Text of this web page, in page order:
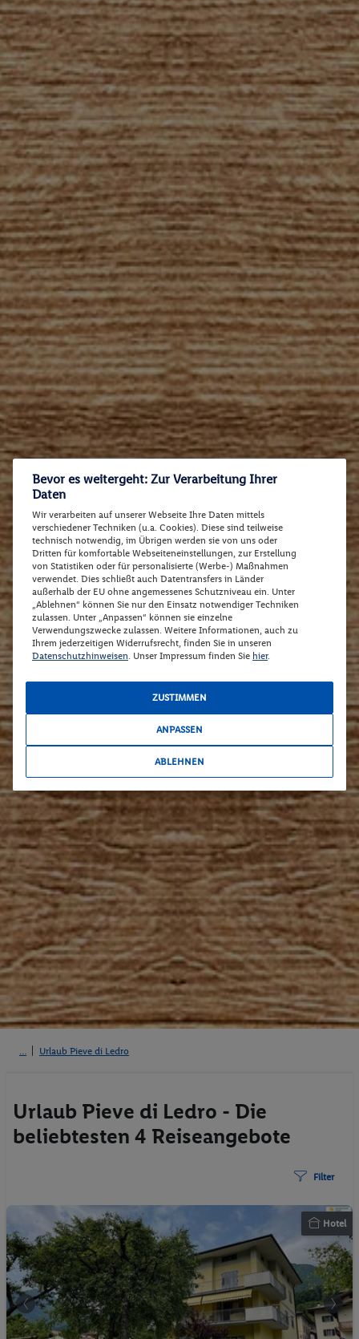
Urlaub Pieve di Ledro
Urlaub Pieve di Ledro - Die
beliebtesten 4 Reiseangebote
Filter
Hotel
Bevor es weitergeht: Zur Verarbeitung Ihrer
Daten
Wir verarbeiten auf unserer Webseite Ihre Daten mittels
verschiedener Techniken (u.a. Cookies). Diese sind teilweise
technisch notwendig, im Übrigen werden sie von uns oder
Dritten für komfortable Webseiteneinstellungen, zur Erstellung
von Statistiken oder für personalisierte (Werbe-) Maßnahmen
verwendet. Dies schließt auch Datentransfers in Länder
außerhalb der EU ohne angemessenes Schutzniveau ein. Unter
„Ablehnen“ können Sie nur den Einsatz notwendiger Techniken
zulassen. Unter „Anpassen“ können sie einzelne
Verwendungszwecke zulassen. Weitere Informationen, auch zu
Ihrem jederzeitigen Widerrufsrecht, finden Sie in unseren
Datenschutzhinweisen . Unser Impressum finden Sie hier.
ZUSTIMMEN
ANPASSEN
ABLEHNEN